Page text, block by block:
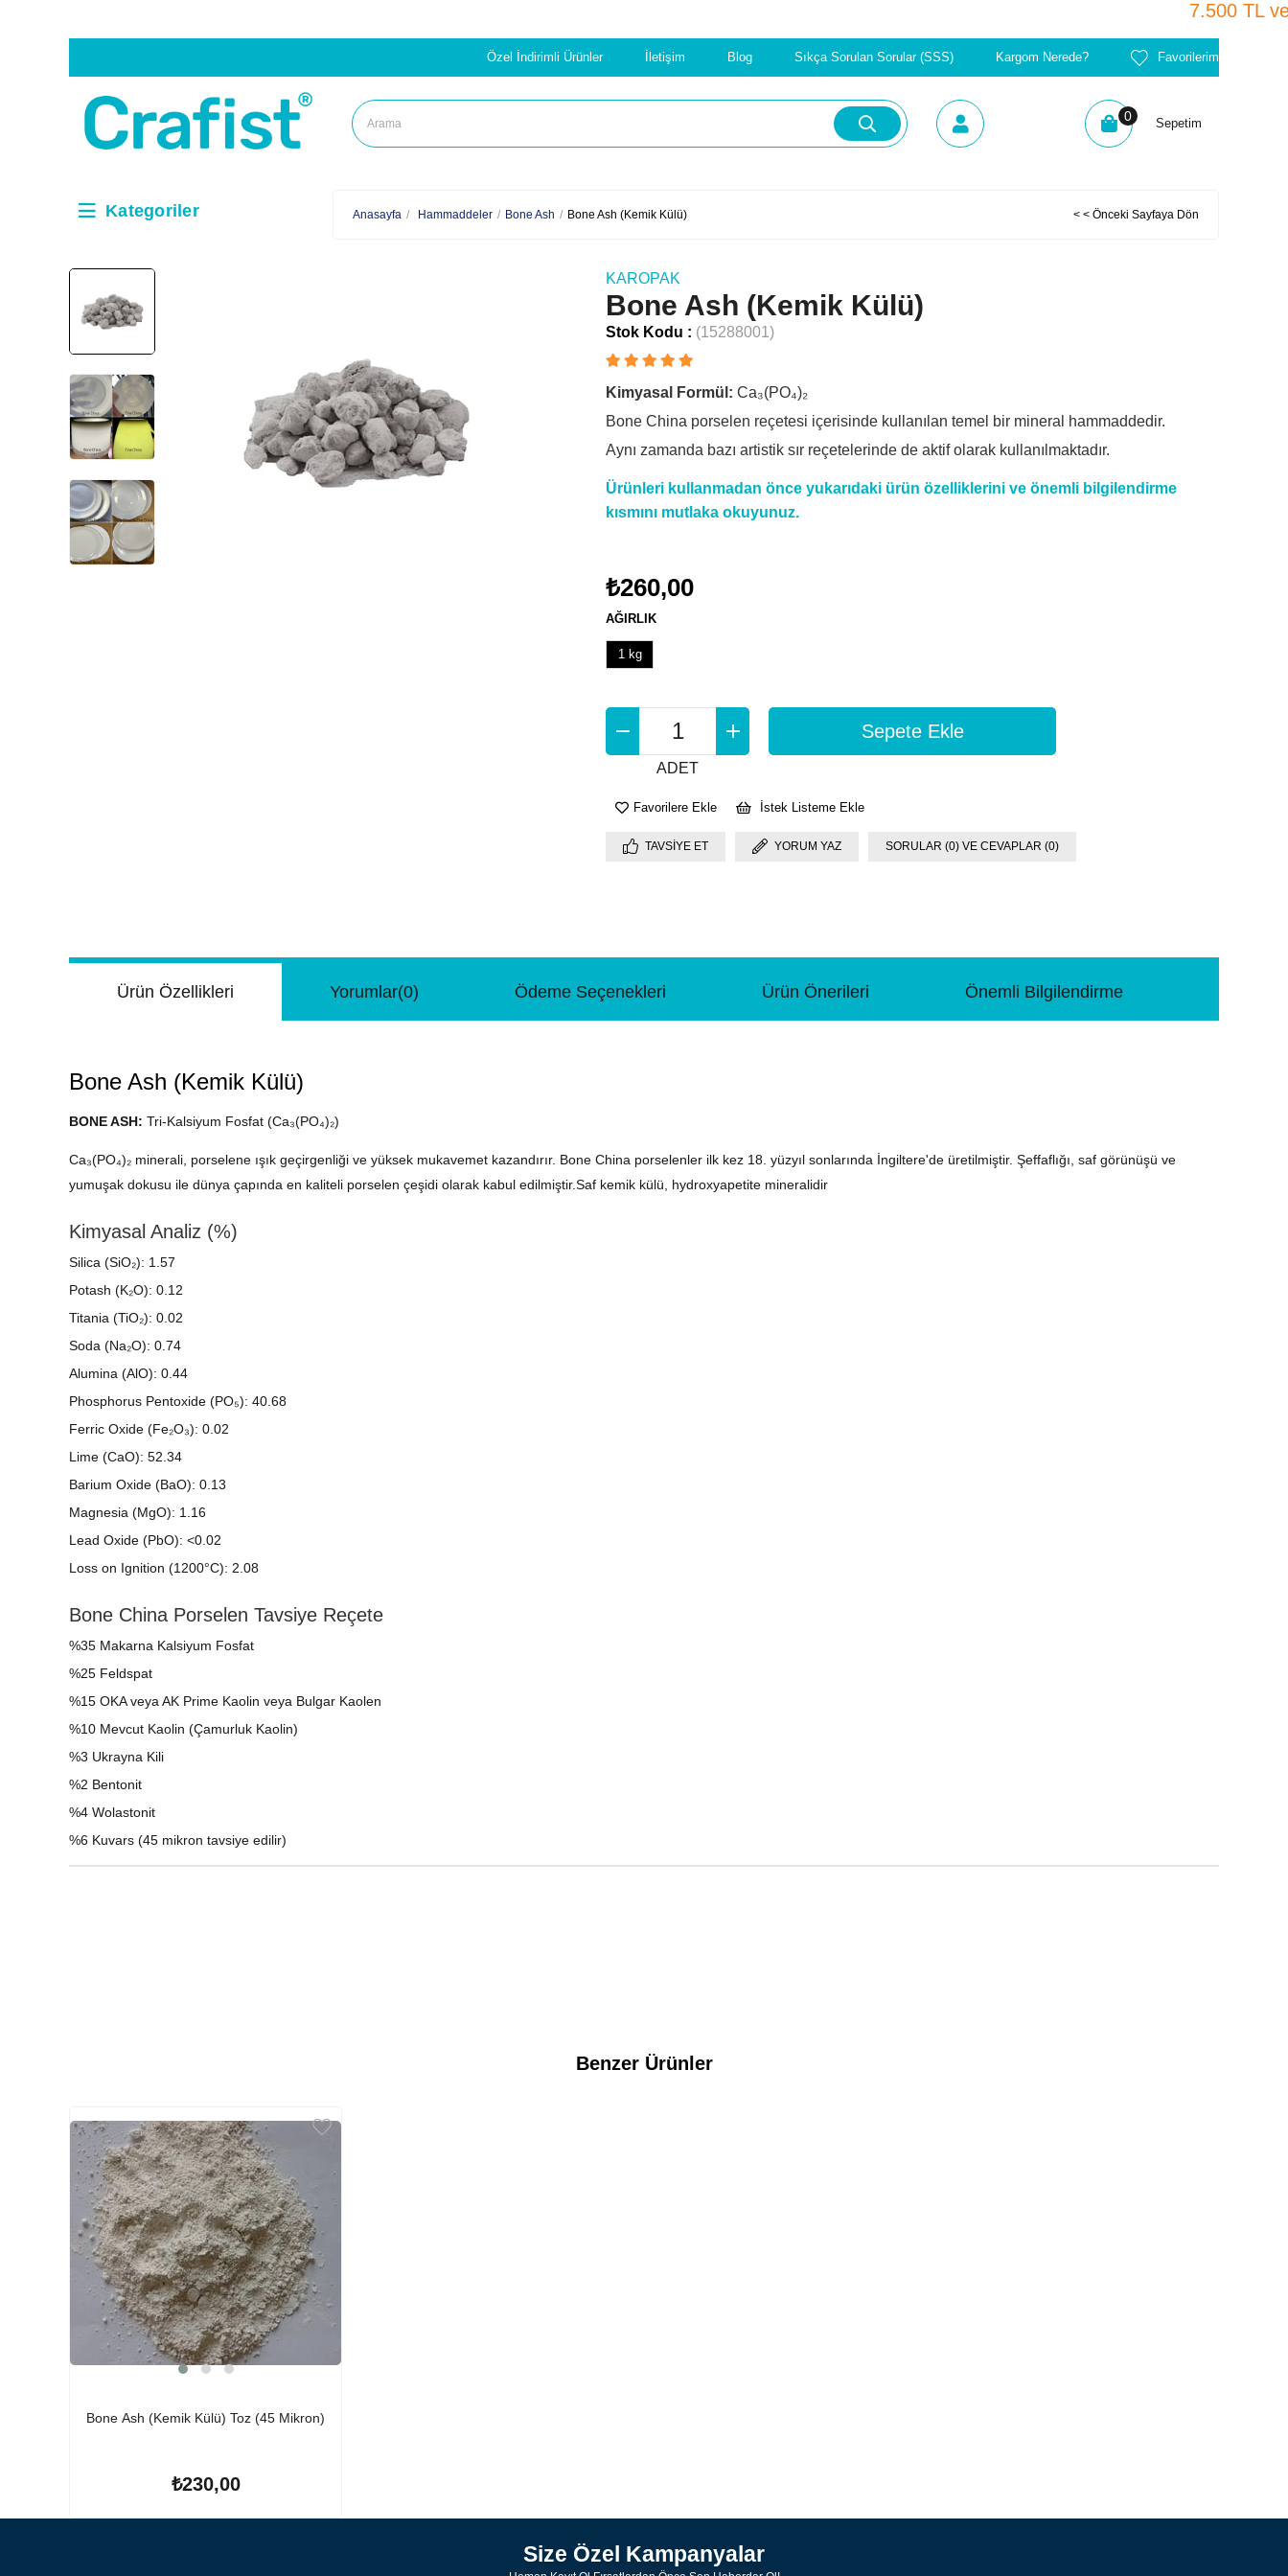
7.500 TL ve
Özel İndirimli Ürünler İletişim Blog Sıkça Sorulan Sorular (SSS) Kargom Nerede? Favorilerim
Sepetim
0
Kategoriler Anasayfa Hammaddeler Bone Ash Bone Ash (Kemik Külü) < < Önceki Sayfaya Dön
KAROPAK
Bone Ash (Kemik Külü)
Stok Kodu (15288001)
Kimyasal Formül: Ca₃(PO₄)₂
Bone China porselen reçetesi içerisinde kullanılan temel bir mineral hammaddedir.
Aynı zamanda bazı artistik sır reçetelerinde de aktif olarak kullanılmaktadır.
Ürünleri kullanmadan önce yukarıdaki ürün özelliklerini ve önemli bilgilendirme
kısmını mutlaka okuyunuz.
₺260,00
AĞIRLIK
1 kg
ADET
Favorilere Ekle İstek Listeme Ekle
TAVSIYE ET YORUM YAZ SORULAR (0) VE CEVAPLAR (0)
Ürün Özellikleri Yorumlar(0) Ödeme Seçenekleri Ürün Önerileri Önemli Bilgilendirme
Bone Ash (Kemik Külü)
BONE ASH: Tri-Kalsiyum Fosfat (Ca₃(PO₄)₂)
Ca₃(PO₄)₂ minerali, porselene ışık geçirgenliği ve yüksek mukavemet kazandırır. Bone China porselenler ilk kez 18. yüzyıl sonlarında İngiltere'de üretilmiştir. Şeffaflığı, saf görünüşü ve
yumuşak dokusu ile dünya çapında en kaliteli porselen çeşidi olarak kabul edilmiştir.Saf kemik külü, hydroxyapetite mineralidir
Kimyasal Analiz (%)
Silica (SiO₂): 1.57
Potash (K₂O): 0.12
Titania (TiO₂): 0.02
Soda (Na₂O): 0.74
Alumina (AlO): 0.44
Phosphorus Pentoxide (PO₅): 40.68
Ferric Oxide (Fe₂O₃): 0.02
Lime (CaO): 52.34
Barium Oxide (BaO): 0.13
Magnesia (MgO): 1.16
Lead Oxide (PbO): <0.02
Loss on Ignition (1200°C): 2.08
Bone China Porselen Tavsiye Reçete
%35 Makarna Kalsiyum Fosfat
%25 Feldspat
%15 OKA veya AK Prime Kaolin veya Bulgar Kaolen
%10 Mevcut Kaolin (Çamurluk Kaolin)
%3 Ukrayna Kili
%2 Bentonit
%4 Wolastonit
%6 Kuvars (45 mikron tavsiye edilir)
Benzer Ürünler
Bone Ash (Kemik Külü) Toz (45 Mikron)
₺230,00
Size Özel Kampanyalar